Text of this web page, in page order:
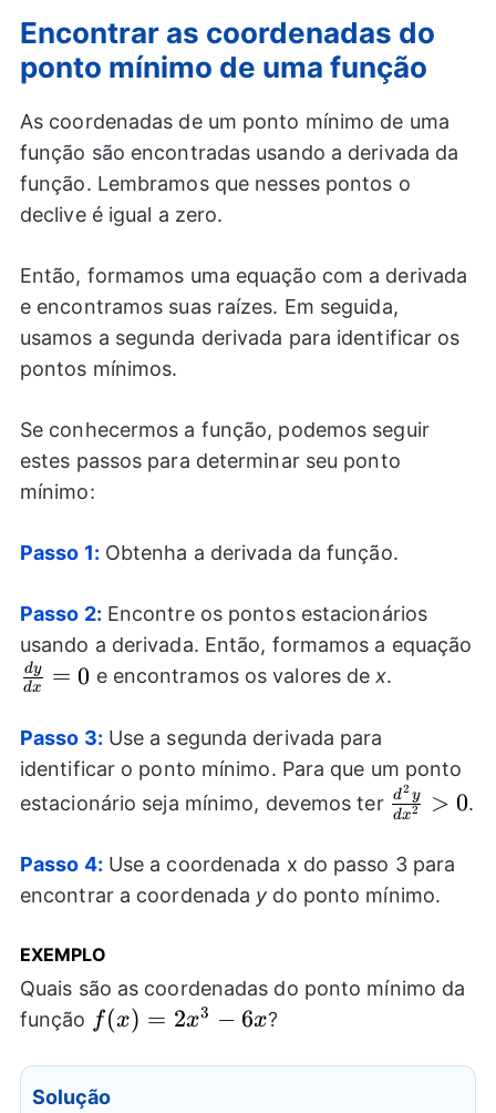
Encontrar as coordenadas do
ponto mínimo de uma função
As coordenadas de um ponto mínimo de uma
função são encontradas usando a derivada da
função. Lembramos que nesses pontos o
declive é igual a zero.
Então, formamos uma equação com a derivada
e encontramos suas raízes. Em seguida,
usamos a segunda derivada para identificar os
pontos mínimos.
Se conhecermos a função, podemos seguir
estes passos para determinar seu ponto
mínimo:
Passo 1: Obtenha a derivada da função.
Passo 2: Encontre os pontos estacionários
usando a derivada. Então, formamos a equação
\frac{dy}
dx
dy = 0 e encontramos os valores dex.
Passo 3: Use a segunda derivada para
identificar o ponto mínimo. Para que um ponto
estacionário seja mínimo, devemos ter
{dx^2}>0
dx2
d2 y > 0.
Passo 4: Use a coordenada x do passo 3 para
encontrar a coordenada y do ponto mínimo.
EXEMPLO
Quais são as coordenadas do ponto mínimo da
função f(x)=2x^3-
f (x) = 2x3 − 6x?
Solução